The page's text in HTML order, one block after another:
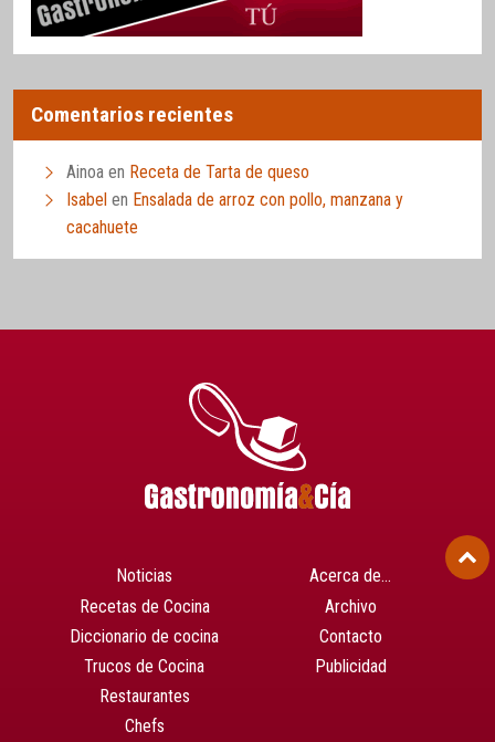
Comentarios recientes
Ainoa en Receta de Tarta de queso
Isabel en Ensalada de arroz con pollo, manzana y
cacahuete
Noticias
Recetas de Cocina
Diccionario de cocina
Trucos de Cocina
Restaurantes
Chefs
Acerca de…
Archivo
Contacto
Publicidad